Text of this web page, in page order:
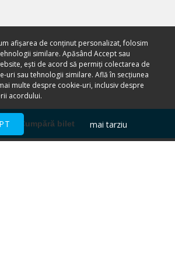
Cumpără bilet
afișarea de conținut personalizat, folosim
similare. Apăsând Accept sau
ești de acord să permiți colectarea de
uri sau tehnologii similare. Află în secțiunea
multe despre cookie-uri, inclusiv despre
acordului.
mai tarziu